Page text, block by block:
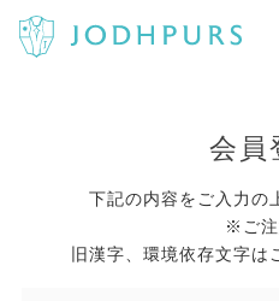
会員
下記の内容をご入力の
※ご
旧漢字、環境依存文字は